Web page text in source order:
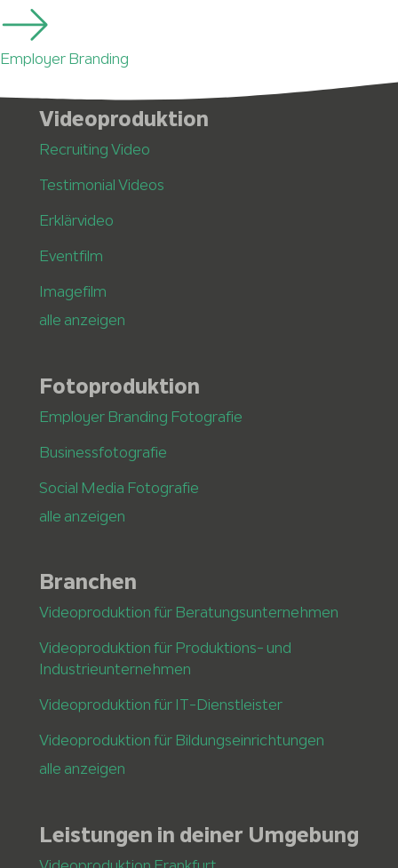
Employer Branding
Videoproduktion
Recruiting Video
Testimonial Videos
Erklärvideo
Eventfilm
Imagefilm
alle anzeigen
Fotoproduktion
Employer Branding Fotografie
Businessfotografie
Social Media Fotografie
alle anzeigen
Branchen
Videoproduktion für Beratungsunternehmen
Videoproduktion für Produktions- und
Industrieunternehmen
Videoproduktion für IT-Dienstleister
Videoproduktion für Bildungseinrichtungen
alle anzeigen
Leistungen in deiner Umgebung